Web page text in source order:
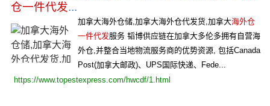
仓一件代发...
加拿大海外仓储,加拿大海外仓代发货,加拿大海外仓
一件代发服务 韬博供应链在加拿大多伦多拥有自营海
外仓,并整合当地物流服务商的优势资源, 包括Canada
Post(加拿大邮政)、UPS国际快递、Fede...
https://www.topestexpress.com/hwcdf/1.html